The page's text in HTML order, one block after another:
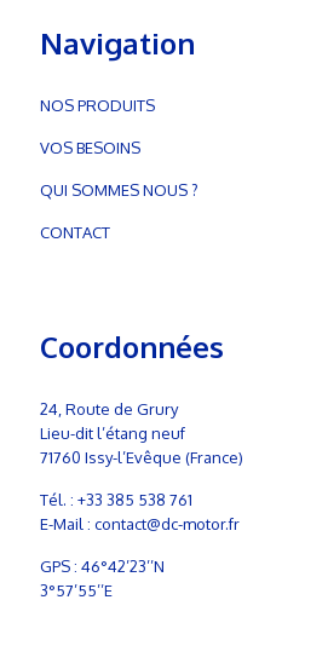
Navigation
NOS PRODUITS
VOS BESOINS
QUI SOMMES NOUS ?
CONTACT
Coordonnées
24, Route de Grury
Lieu-dit l’étang neuf
71760 Issy-l’Evêque (France)
Tél. : +33 385 538 761
E-Mail : contact@dc-motor.fr
GPS : 46°42’23’’N
3°57’55’’E